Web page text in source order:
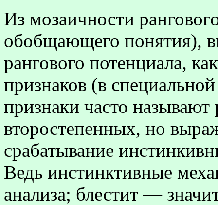
Из мозаичности
обобщающего понятия),
рангового потенциала,
признаков (в
признаки часто
второстепенных, но
срабатывание
Ведь инстинктивные
анализа; блестит —